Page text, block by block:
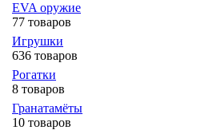
EVA оружие
77 товаров
Игрушки
636 товаров
Рогатки
8 товаров
Гранатамёты
10 товаров